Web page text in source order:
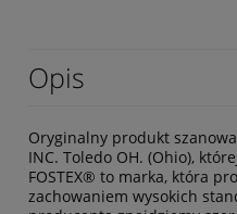
Opis
Oryginalny produkt
INC. Toledo OH. (Ohio),
FOSTEX® to marka, która
zachowaniem wysokich